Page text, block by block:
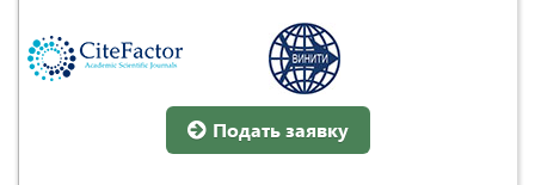
Подать заявку